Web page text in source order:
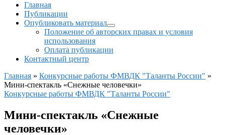
Главная
Публикации
Опубликовать материал
Положение об авторских правах и условия
использования
Оплата публикации
Контактный центр
Главная » Конкурсные работы ФМВДК "Таланты России" »
Мини-спектакль «Снежные человечки»
Конкурсные работы ФМВДК "Таланты России"
Мини-спектакль «Снежные
человечки»